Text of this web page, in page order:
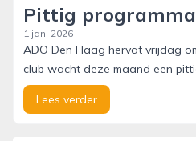
Pittig
1 jan. 2026
ADO Den Haag hervat vrijdag
club wacht deze maand een
Lees verder